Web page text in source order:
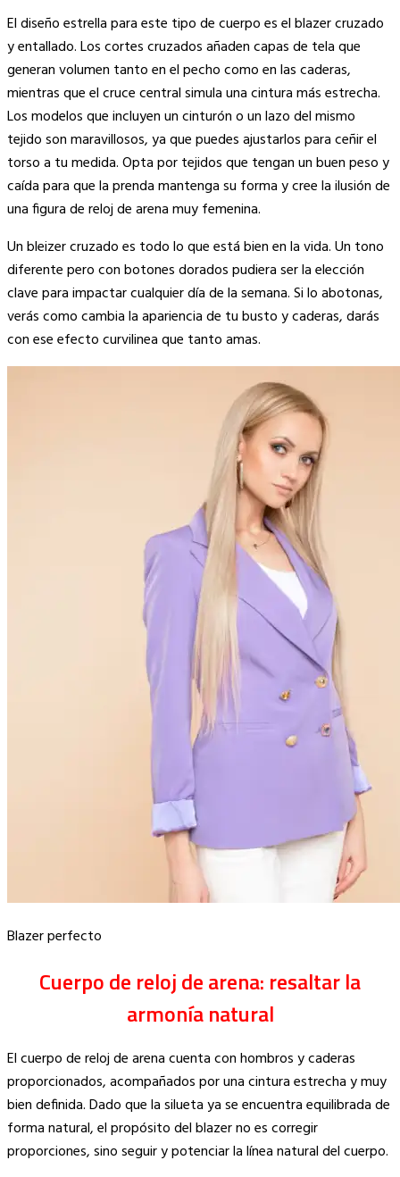
El diseño estrella para este tipo de cuerpo es el blazer cruzado
y entallado. Los cortes cruzados añaden capas de tela que
generan volumen tanto en el pecho como en las caderas,
mientras que el cruce central simula una cintura más estrecha.
Los modelos que incluyen un cinturón o un lazo del mismo
tejido son maravillosos, ya que puedes ajustarlos para ceñir el
torso a tu medida. Opta por tejidos que tengan un buen peso y
caída para que la prenda mantenga su forma y cree la ilusión de
una figura de reloj de arena muy femenina.
Un bleizer cruzado es todo lo que está bien en la vida. Un tono
diferente pero con botones dorados pudiera ser la elección
clave para impactar cualquier día de la semana. Si lo abotonas,
verás como cambia la apariencia de tu busto y caderas, darás
con ese efecto curvilinea que tanto amas.
Blazer perfecto
Cuerpo de reloj de arena: resaltar la
armonía natural
El cuerpo de reloj de arena cuenta con hombros y caderas
proporcionados, acompañados por una cintura estrecha y muy
bien definida. Dado que la silueta ya se encuentra equilibrada de
forma natural, el propósito del blazer no es corregir
proporciones, sino seguir y potenciar la línea natural del cuerpo.